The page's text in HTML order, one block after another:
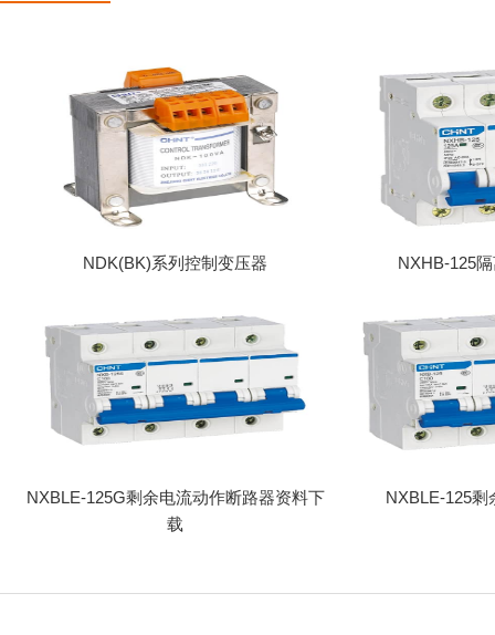
NDK(BK)系列控制变压器 NXHB-125
NXBLE-125G剩余电流动作断路器资料下
载
NXBLE-125剩